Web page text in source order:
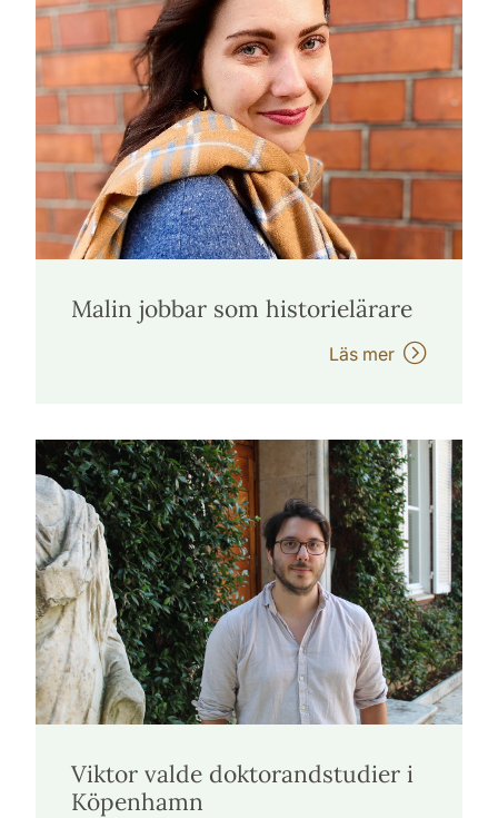
Malin jobbar som historielärare
Läs mer
Viktor valde doktorandstudier i
Köpenhamn